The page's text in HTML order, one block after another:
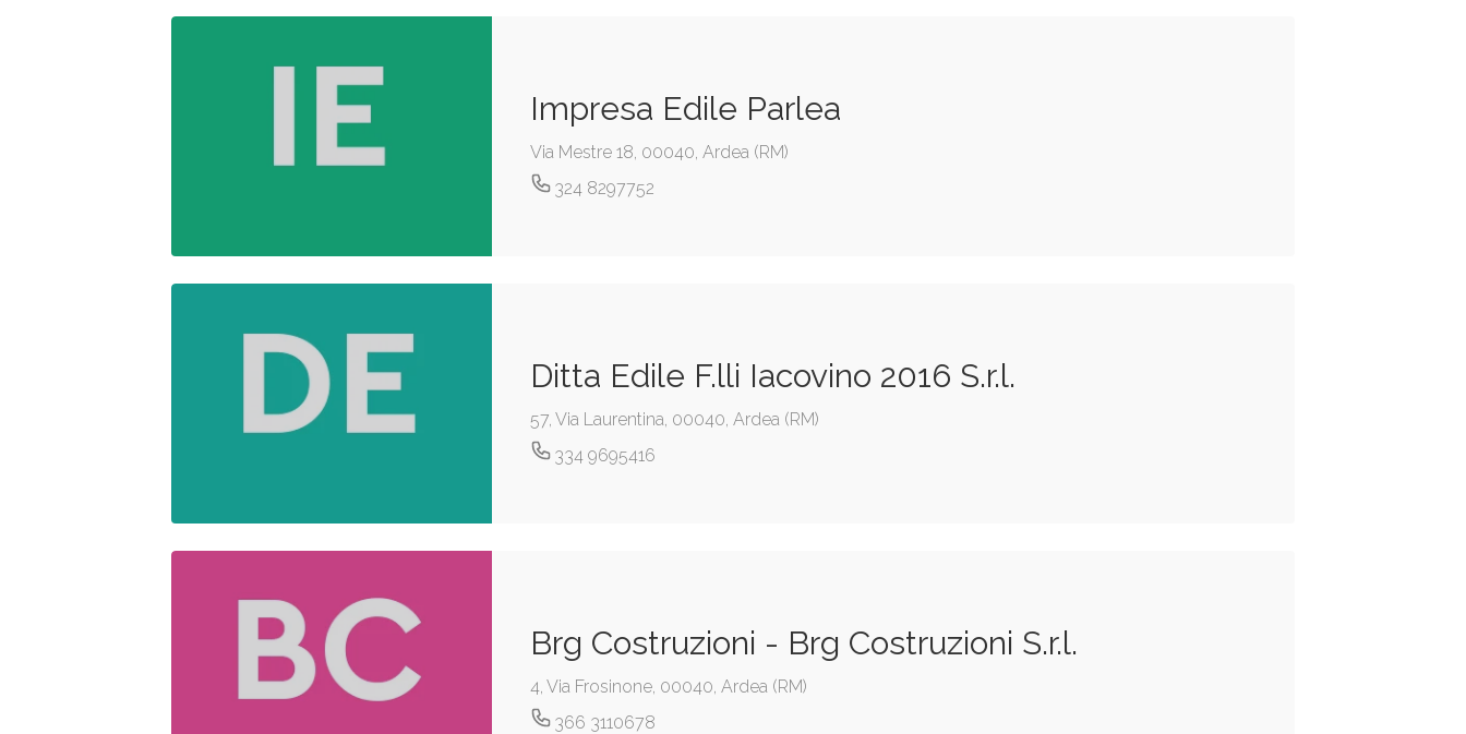
Impresa Edile Parlea
Via Mestre 18, 00040, Ardea (RM)
324 8297752
Ditta Edile F.lli Iacovino 2016 S.r.l.
57, Via Laurentina, 00040, Ardea (RM)
334 9695416
Brg Costruzioni - Brg Costruzioni S.r.l.
4, Via Frosinone, 00040, Ardea (RM)
366 3110678